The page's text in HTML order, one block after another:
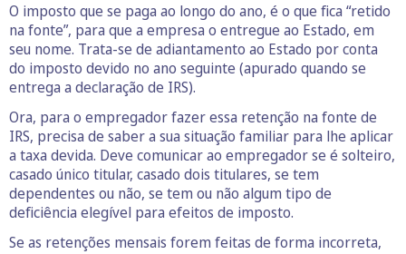
O imposto que se paga ao longo do ano, é o que fica “retido
na fonte”, para que a empresa o entregue ao Estado, em
seu nome. Trata-se de adiantamento ao Estado por conta
do imposto devido no ano seguinte (apurado quando se
entrega a declaração de IRS).
Ora, para o empregador fazer essa retenção na fonte de
IRS, precisa de saber a sua situação familiar para lhe aplicar
a taxa devida. Deve comunicar ao empregador se é solteiro,
casado único titular, casado dois titulares, se tem
dependentes ou não, se tem ou não algum tipo de
deficiência elegível para efeitos de imposto.
Se as retenções mensais forem feitas de forma incorreta,